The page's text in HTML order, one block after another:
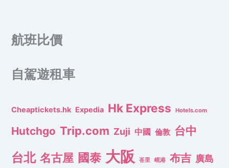
航班比價
自駕遊租車
Cheaptickets.hk Expedia Hk Express Hotels.com
Hutchgo Trip.com Zuji 中國 倫敦 台中
台北 名古屋 國泰 大阪 峇里 峴港 布吉 廣島